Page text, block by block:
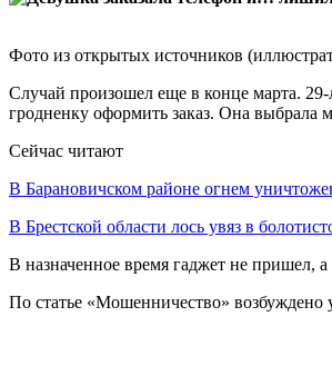
Фото из открытых источников
Случай произошел еще в конце марта.
гродненку оформить заказ. Она выбрала
Сейчас читают
В Барановичском районе огнем
В Брестской области лось увяз в
В назначенное время гаджет не пришел,
По статье «Мошенничество» возбуждено